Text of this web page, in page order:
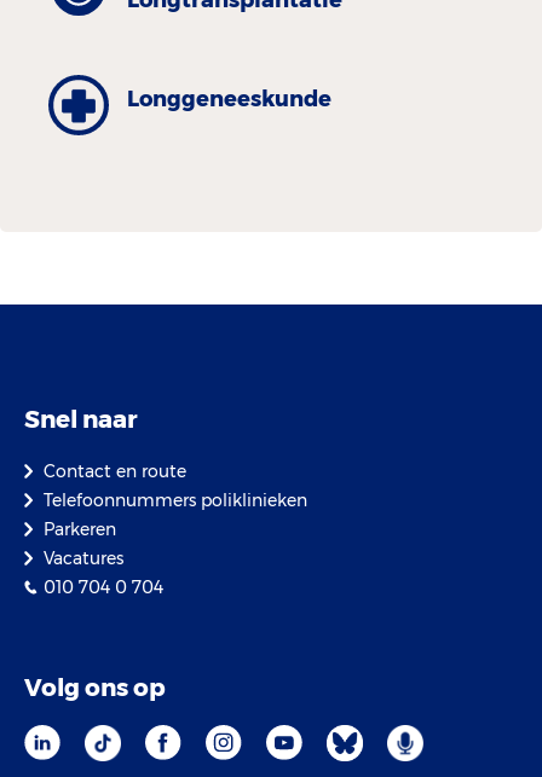
Longgeneeskunde
Snel naar
Contact en route
Telefoonnummers poliklinieken
Parkeren
Vacatures
010 704 0 704
Volg ons op